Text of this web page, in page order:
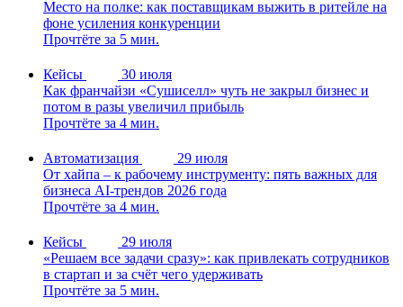
Место на полке: как поставщикам выжить в ритейле на
фоне усиления конкуренции
Прочтёте за 5 мин.
Кейсы
30 июля
Как франчайзи «Сушиселл» чуть не закрыл бизнес и
потом в разы увеличил прибыль
Прочтёте за 4 мин.
Автоматизация
29 июля
От хайпа – к рабочему инструменту: пять важных для
бизнеса AI-трендов 2026 года
Прочтёте за 4 мин.
Кейсы
29 июля
«Решаем все задачи сразу»: как привлекать сотрудников
в стартап и за счёт чего удерживать
Прочтёте за 5 мин.